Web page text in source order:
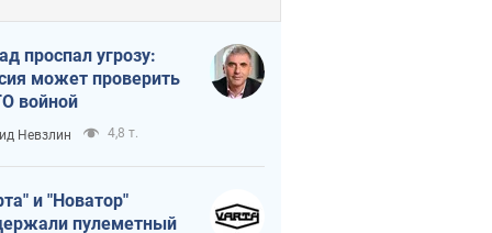
проспал угрозу:
может проверить
войной
Невзлин 4,8 т.
и "Новатор"
пулеметный